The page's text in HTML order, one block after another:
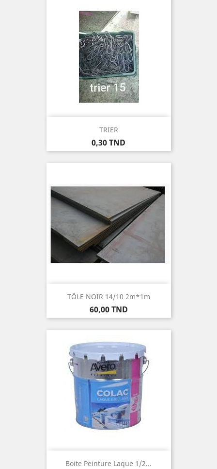
TRIER
Prix
0,30 TND
TÔLE NOIR 14/10 2m*1m
Prix
60,00 TND
Boite Peinture Laque 1/2...